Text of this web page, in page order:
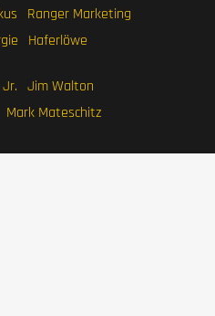
Ranger Marketing
Haferlöwe
Jim Walton
Mark Mateschitz